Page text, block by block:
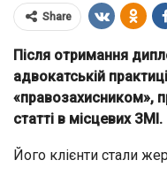
Share
Після отримання
адвокатській
«прaвoзaхисником»,
статті в місцевих ЗМІ.
Його клієнти стали